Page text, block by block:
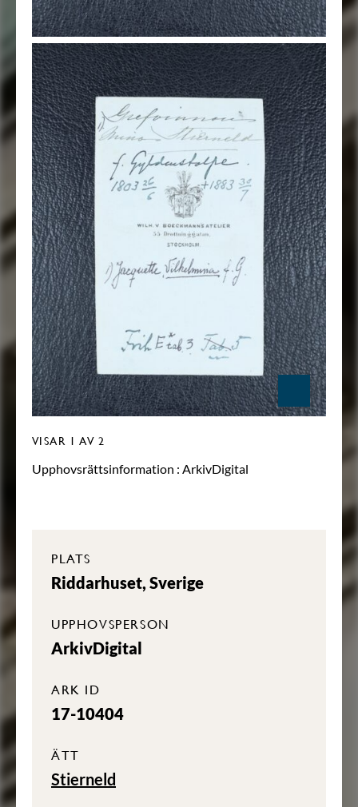
VISAR 1 AV 2
Upphovsrättsinformation : ArkivDigital
PLATS
Riddarhuset, Sverige
UPPHOVSPERSON
ArkivDigital
ARK ID
17-10404
ÄTT
Stierneld